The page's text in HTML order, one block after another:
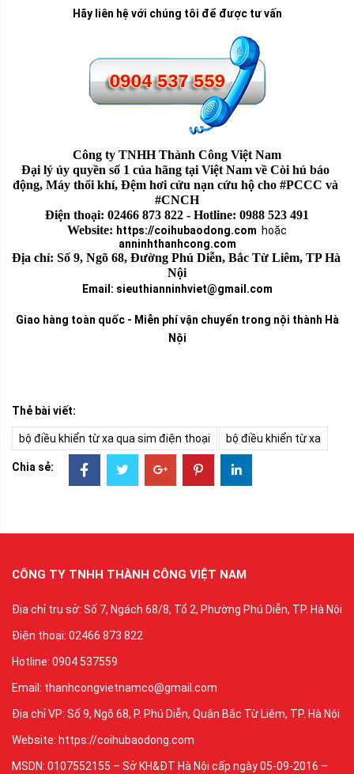
Hãy liên hệ với chúng tôi để được tư vấn
Công ty TNHH Thành Công Việt Nam
Đại lý ủy quyền số 1 của hãng tại Việt Nam về Còi hú báo
động, Máy thổi khí, Đệm hơi cứu nạn cứu hộ cho #PCCC và
#CNCH
Điện thoại: 02466 873 822 - Hotline: 0988 523 491
Website: https://coihubaodong.com hoặc
anninhthanhcong.com
Địa chỉ: Số 9, Ngõ 68, Đường Phú Diễn, Bắc Từ Liêm, TP Hà
Nội
Email: sieuthianninhviet@gmail.com
Giao hàng toàn quốc - Miễn phí vận chuyển trong nội thành Hà
Nội
Thẻ bài viết:
bộ điều khiển từ xa qua sim điện thoại bộ điều khiển từ xa
Chia sẻ:
CÔNG TY TNHH THÀNH CÔNG VIỆT NAM
Địa chỉ trụ sở: Số 7, Ngách 68/8, Tổ 2, Phường Phú Diễn, TP. Hà Nội
Điện thoại: 02466 873 822
Hotline: 0904 537559
Email: thanhcongvietnamco@gmail.com
Địa chỉ VP: Số 9, Ngõ 68, P. Phú Diễn, Quận Bắc Từ Liêm, TP. Hà Nội
Website: https://coihubaodong.com
MSDN: 0107552155 – Sở KH&ĐT Hà Nội cấp ngày 05-09-2016 –